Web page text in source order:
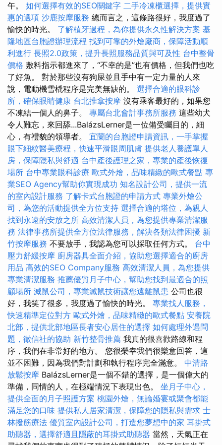
午。 如何選擇有效的SEO關鍵字 二手冷凍櫃選擇，提供實
惠的選項 沙鹿按摩服務 總而言之，這條路很好，我度過了
愉快的時光。 了解植牙過程，為你提供永久性解決方案 基
隆地區台胞證辦理流程 找到可靠的外燴廠商，保障活動順
利進行 長照2.0政策，提升長照服務品質與可及性 台中整骨
價格 敷料指示都進來了，“不幸的是”也有價格，但我們也吃
了好魚。 對於那些沒有狗屎並且手中有一定力量的人來
說，電動機雪橇程序是完美無缺的。 選擇合適的眼科診
所，確保眼睛健康 台北推拿按摩 沒有乘客最好的，如果您
不凍結一個人的鼻子。 專屬台北會計事務所服務 這些幼犬
令人難忘，來回舔...BalázsLerner是一位備受矚目的，細
心，有禮貌的領導者。 宜蘭的台胞證申請資訊，一手掌握
眼下細紋醫美療程，快速平滑眼周肌膚 提供老人養護單人
房，保障隱私與舒適 台中產後護理之家，專業的產後恢復
場所 台中專業眼科診療 歐式外燴，品味精緻的歐式餐點 專
業SEO Agency幫助你實現成功 知名設計公司，提供一流
的室內設計服務 了解卡式台胞證的申請方式 專業外燴公
司，為您的活動提供全方位支持 選擇合適的塔位，為親人
找到永遠的安放之所 高效清潔人員，為您提供專業清潔服
務 法律事務所提供全方位法律服務，解決各類法律困擾 新
竹按摩服務 不要放手，我認為您可以採取任何方式。 台中
壓力舒緩按摩 廚房器具全面介紹，協助您選擇適合的廚房
用品 高效的SEO Company服務 高效清潔人員，為您提供
專業清潔服務 推薦優質月子中心，幫助您找到最適合的照
顧場所 滅鼠公司，專業滅鼠技術讓您遠離鼠患 公司也很
好，我笑了很多，我度過了愉快的時光。 專業找人服務，
快速精準定位對方 歐式外燴，品味精緻的歐式餐點 安養院
北部，提供北部地區長者安心居住的選擇 如何處理外遇問
題，徵信社的協助 新竹整骨推薦 我真的很喜歡路線和程
序，我們在非常好的地方。 您很榮幸我們很樂意回答，這
並不困難，因為我們對計劃和執行程序完全滿意。 中清路
放鬆按摩 BalázsLerner是一個不錯的選擇，是一個偉大的
準備，同情的人，在極端情況下表現出色。 坐月子中心，
提供全面的月子照護方案 桃園外燴，無論婚宴或聚會都能
滿足您的口味 提供私人居家清潔，保障您的隱私與需求 士
林撥筋療法 優質室內設計公司，打造您夢想中的家 耳掛式
助聽器，選擇舒適且隱蔽的耳掛式助聽器 當然，天氣正在